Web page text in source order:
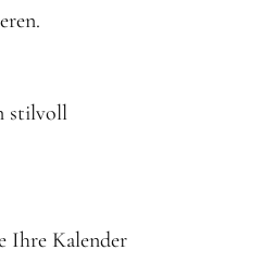
stilvoll
Ihre Kalender